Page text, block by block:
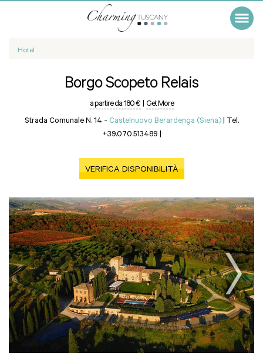
Hotel
Borgo Scopeto Relais
a partire da:180 € | Get More
Strada Comunale N. 14 - Castelnuovo Berardenga (Siena) | Tel.
+39.070.513489 |
VERIFICA DISPONIBILITÀ